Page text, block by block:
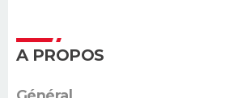
A PROPOS